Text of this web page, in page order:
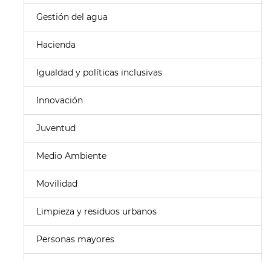
Gestión del agua
Hacienda
Igualdad y políticas inclusivas
Innovación
Juventud
Medio Ambiente
Movilidad
Limpieza y residuos urbanos
Personas mayores